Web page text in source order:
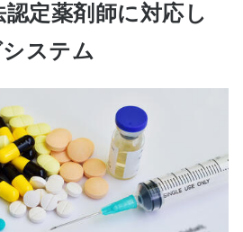
定薬剤師に対応し
ステム